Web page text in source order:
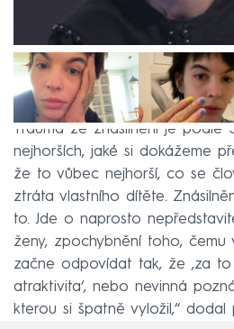
Trauma ze znásilnění je podle
nejhorších, jaké si dokážeme
že to vůbec nejhorší, co se
ztráta vlastního dítěte.
to. Jde o naprosto
ženy, zpochybnění toho, čemu
začne odpovídat tak, že ‚za
atraktivita‘, nebo nevinná
kterou si špatně vyložil,“ dodal